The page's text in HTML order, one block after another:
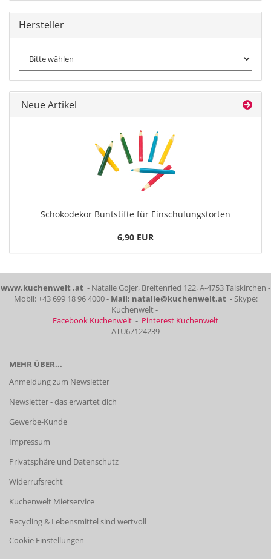
Hersteller
Neue Artikel
Schokodekor Buntstifte für Einschulungstorten
6,90 EUR
www.kuchenwelt .at - Natalie Gojer, Breitenried 122, A-4753 Taiskirchen -
Mobil: +43 699 18 96 4000 - Mail: natalie@kuchenwelt.at - Skype:
Kuchenwelt -
Facebook Kuchenwelt - Pinterest Kuchenwelt
ATU67124239
MEHR ÜBER...
Anmeldung zum Newsletter
Newsletter - das erwartet dich
Gewerbe-Kunde
Impressum
Privatsphäre und Datenschutz
Widerrufsrecht
Kuchenwelt Mietservice
Recycling & Lebensmittel sind wertvoll
Cookie Einstellungen